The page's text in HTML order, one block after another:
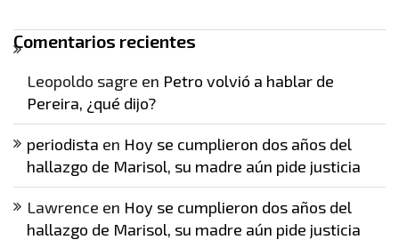
Comentarios recientes
Leopoldo sagre en Petro volvió a hablar de
Pereira, ¿qué dijo?
periodista en Hoy se cumplieron dos años del
hallazgo de Marisol, su madre aún pide justicia
Lawrence en Hoy se cumplieron dos años del
hallazgo de Marisol, su madre aún pide justicia